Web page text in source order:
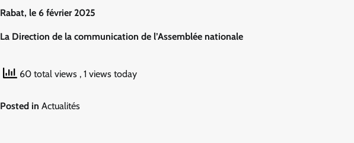
Rabat, le 6 février 2025
La Direction de la communication de l’Assemblée nationale
60 total views , 1 views today
Posted in Actualités